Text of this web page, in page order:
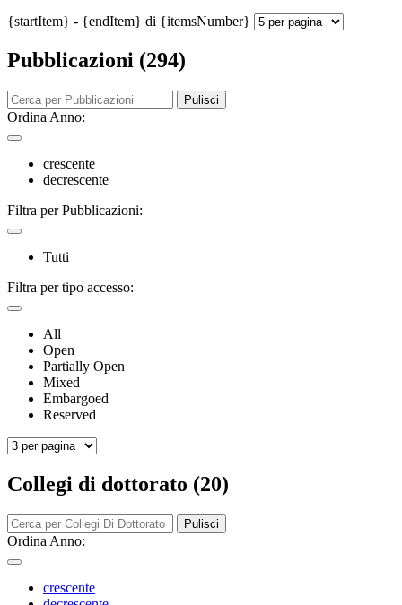
{startItem} - {endItem} di {itemsNumber}
Pubblicazioni (294)
Pulisci
Ordina Anno:
crescente
decrescente
Filtra per Pubblicazioni:
Tutti
Filtra per tipo accesso:
All
Open
Partially Open
Mixed
Embargoed
Reserved
Collegi di dottorato (20)
Pulisci
Ordina Anno:
crescente